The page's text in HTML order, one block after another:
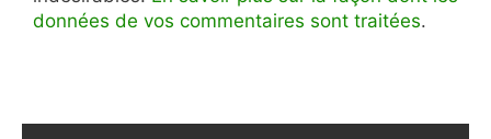
données de vos commentaires sont traitées.